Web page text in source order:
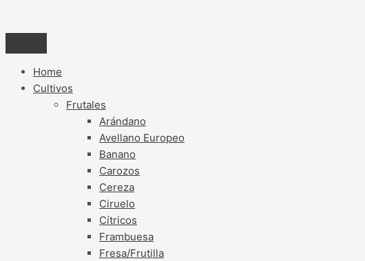
Home
Cultivos
Frutales
Arándano
Avellano Europeo
Banano
Carozos
Cereza
Ciruelo
Cítricos
Frambuesa
Fresa/Frutilla